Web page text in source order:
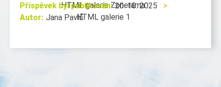
HTML galerie Zonerama
HTML galerie 1
Příspěvek byl publikován: 20. 10. 2025
>
Autor: Jana Pavlů